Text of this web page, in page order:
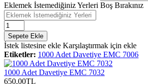
Eklemek İstemediğiniz Yerleri Boş Bırakınız
İstek listesine ekle Karşılaştırmak için ekle
Etiketler: 1000 Adet Davetiye EMC 7006
1000 Adet Davetiye EMC 7032
650,00TL